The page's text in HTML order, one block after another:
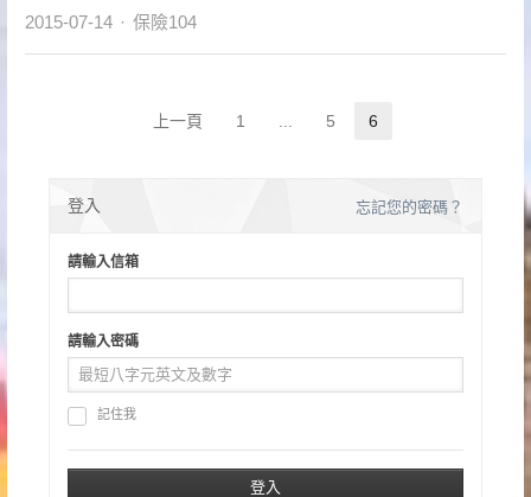
2015-07-14 Author
保險104
上一頁 Page
1 Page
5 6
登入 忘記您的密碼？
請輸入信箱
請輸入密碼
記住我